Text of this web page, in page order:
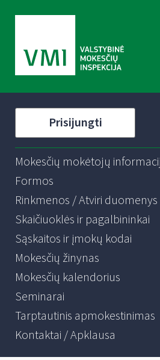
Prisijungti
Mokesčių mokėtojų
Formos
Rinkmenos / Atviri duomenys
Skaičiuoklės ir pagalbininkai
Sąskaitos ir įmokų kodai
Mokesčių žinynas
Mokesčių kalendorius
Seminarai
Tarptautinis apmokestinimas
Kontaktai / Apklausa